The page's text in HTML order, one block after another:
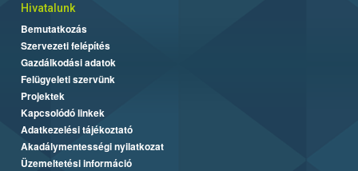
Hivatalunk
Bemutatkozás
Szervezeti felépítés
Gazdálkodási adatok
Felügyeleti szervünk
Projektek
Kapcsolódó linkek
Adatkezelési tájékoztató
Akadálymentességi nyilatkozat
Üzemeltetési információ